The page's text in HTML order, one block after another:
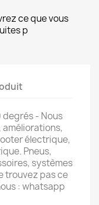
ce que vous
p
degrés - Nous
améliorations,
électrique,
Pneus,
systèmes
trouvez pas ce
: whatsapp